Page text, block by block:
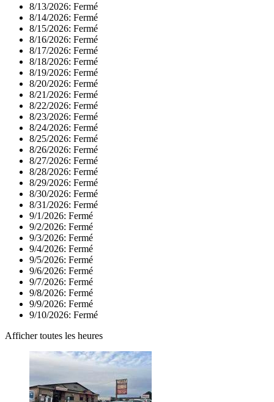
8/13/2026: Fermé
8/14/2026: Fermé
8/15/2026: Fermé
8/16/2026: Fermé
8/17/2026: Fermé
8/18/2026: Fermé
8/19/2026: Fermé
8/20/2026: Fermé
8/21/2026: Fermé
8/22/2026: Fermé
8/23/2026: Fermé
8/24/2026: Fermé
8/25/2026: Fermé
8/26/2026: Fermé
8/27/2026: Fermé
8/28/2026: Fermé
8/29/2026: Fermé
8/30/2026: Fermé
8/31/2026: Fermé
9/1/2026: Fermé
9/2/2026: Fermé
9/3/2026: Fermé
9/4/2026: Fermé
9/5/2026: Fermé
9/6/2026: Fermé
9/7/2026: Fermé
9/8/2026: Fermé
9/9/2026: Fermé
9/10/2026: Fermé
Afficher toutes les heures